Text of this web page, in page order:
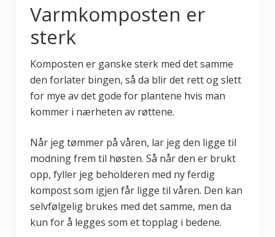
Varmkomposten er
sterk
Komposten er ganske sterk med det samme
den forlater bingen, så da blir det rett og slett
for mye av det gode for plantene hvis man
kommer i nærheten av røttene.
Når jeg tømmer på våren, lar jeg den ligge til
modning frem til høsten. Så når den er brukt
opp, fyller jeg beholderen med ny ferdig
kompost som igjen får ligge til våren. Den kan
selvfølgelig brukes med det samme, men da
kun for å legges som et topplag i bedene.